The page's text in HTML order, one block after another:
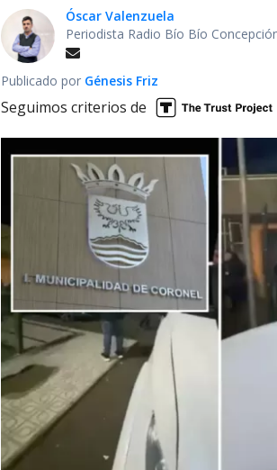
Óscar Valenzuela
Periodista Radio Bío Bío
Publicado por Génesis Friz
Seguimos criterios de